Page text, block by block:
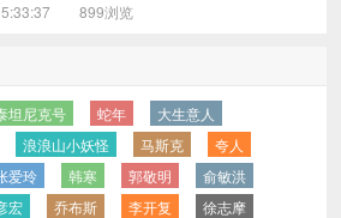
899浏览
坦尼克号 蛇年
大生意人
浪浪山小妖怪 马斯克
夸人
爱玲 韩寒 郭敬明
俞敏洪
宏 乔布斯 李开复
徐志摩